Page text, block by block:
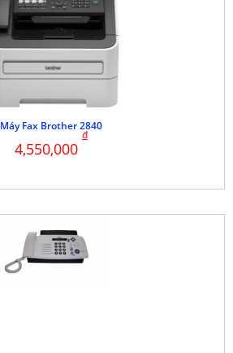
Máy Fax Brother 2840
4,550,000
đ